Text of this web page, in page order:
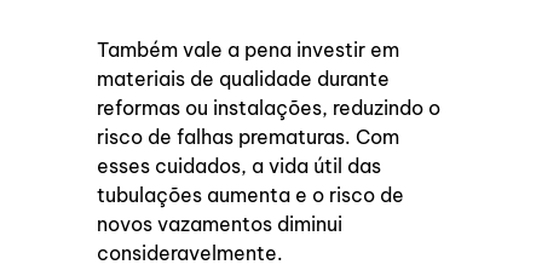
Também vale a pena investir em
materiais de qualidade durante
reformas ou instalações, reduzindo o
risco de falhas prematuras. Com
esses cuidados, a vida útil das
tubulações aumenta e o risco de
novos vazamentos diminui
consideravelmente.